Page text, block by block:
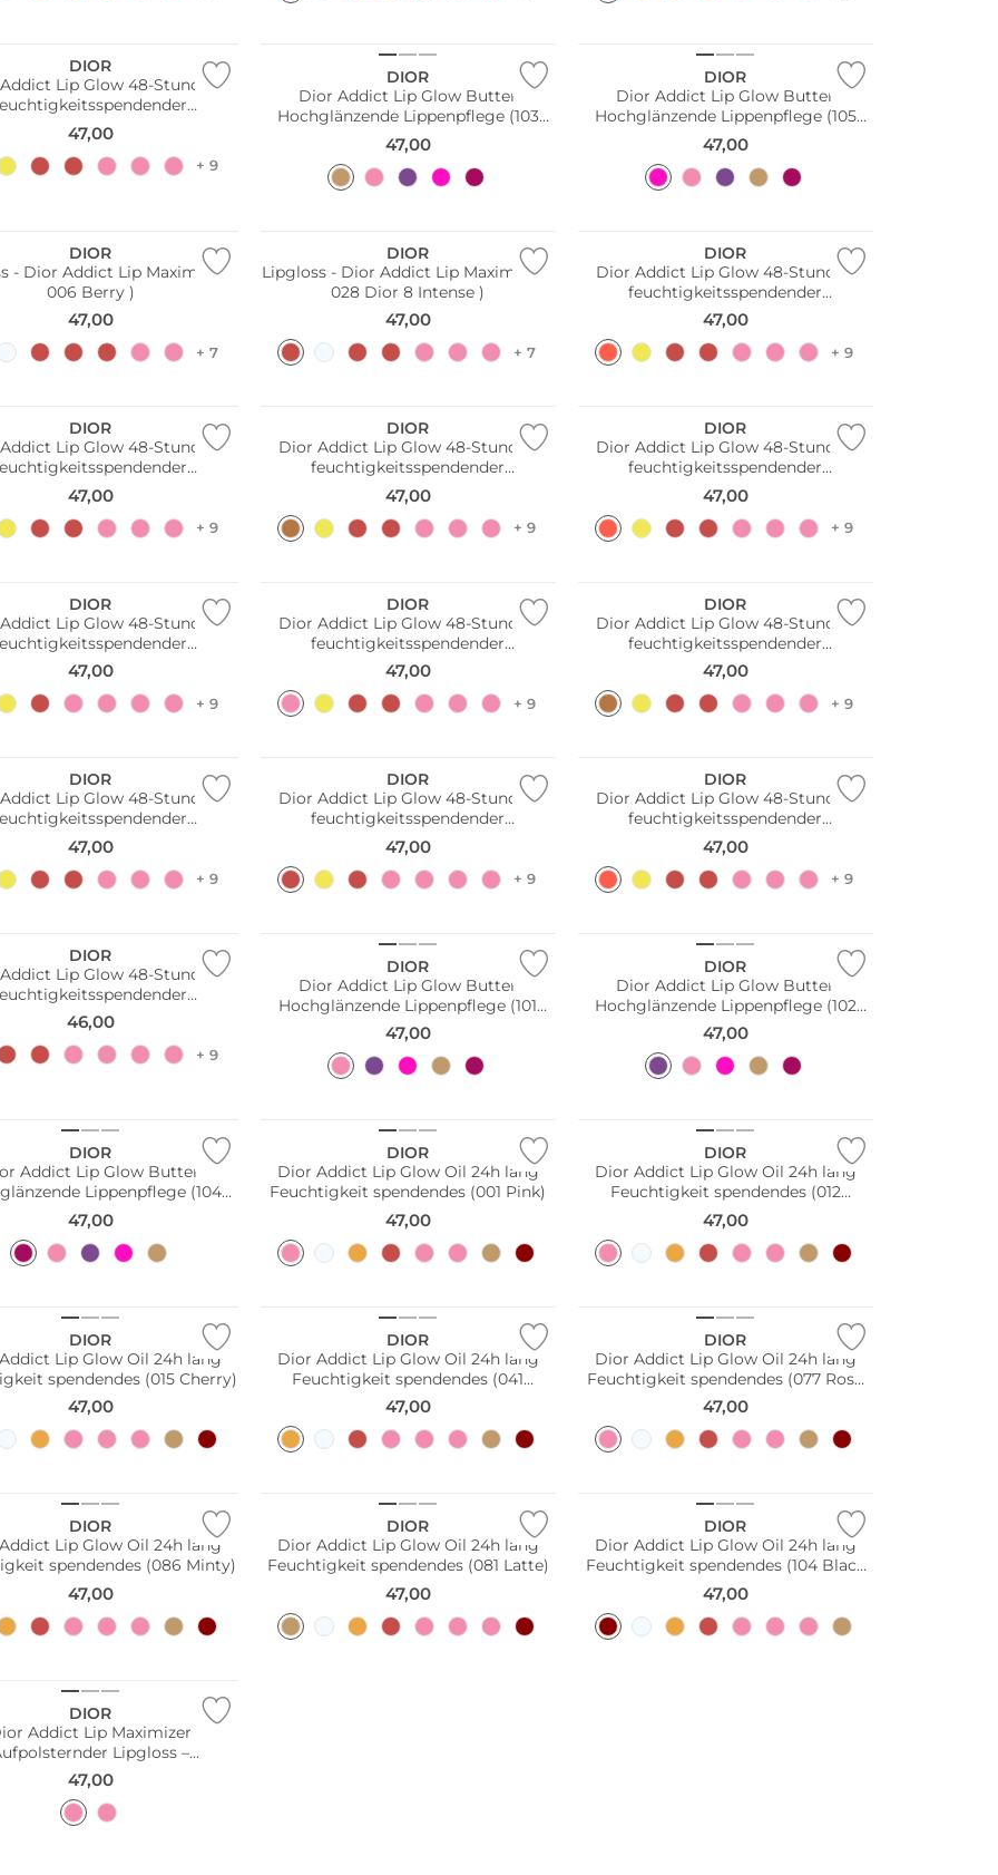
DIOR
Lip Glow 48-Stunden
(077 Candy)
47,00
+ 9
DIOR
Dior Addict Lip Glow Butter
Hochglänzende Lippenpflege (103
Toffee)
47,00
DIOR
Dior Addict Lip Glow Butter
Hochglänzende Lippenpflege (105
Lychee)
47,00
DIOR
- Dior Addict Lip Maximizer (
006 Berry )
47,00
+ 7
DIOR
Lipgloss - Dior Addict Lip Maximizer (
028 Dior 8 Intense )
47,00
+ 7
DIOR
Dior Addict Lip Glow 48-Stunden
feuchtigkeitsspendender
Lippenbalsam (004 Coral)
47,00
+ 9
DIOR
Lip Glow 48-Stunden
(015 Cherry)
47,00
+ 9
DIOR
Dior Addict Lip Glow 48-Stunden
feuchtigkeitsspendender
Lippenbalsam (020 Mahogany)
47,00
+ 9
DIOR
Dior Addict Lip Glow 48-Stunden
feuchtigkeitsspendender
Lippenbalsam (025 Seoul Scarlet)
47,00
+ 9
DIOR
Lip Glow 48-Stunden
(033 Coral Pink)
47,00
+ 9
DIOR
Dior Addict Lip Glow 48-Stunden
feuchtigkeitsspendender
Lippenbalsam (038 Rose Nude)
47,00
+ 9
DIOR
Dior Addict Lip Glow 48-Stunden
feuchtigkeitsspendender
Lippenbalsam (073 Blackberry)
47,00
+ 9
DIOR
Lip Glow 48-Stunden
Lippenbalsam (074 Jelly)
47,00
+ 9
DIOR
Dior Addict Lip Glow 48-Stunden
feuchtigkeitsspendender
Lippenbalsam (075 Gummy)
47,00
+ 9
DIOR
Dior Addict Lip Glow 48-Stunden
feuchtigkeitsspendender
Lippenbalsam (076 Tangerine)
47,00
+ 9
DIOR
Lip Glow 48-Stunden
(203 Citrus)
46,00
+ 9
DIOR
Dior Addict Lip Glow Butter
Hochglänzende Lippenpflege (101
Glazed Pink)
47,00
DIOR
Dior Addict Lip Glow Butter
Hochglänzende Lippenpflege (102
Glazed Lavender)
47,00
DIOR
Addict Lip Glow Butter
Lippenpflege (104
Black Cherry)
47,00
DIOR
Dior Addict Lip Glow Oil 24h lang
Feuchtigkeit spendendes (001 Pink)
47,00
DIOR
Dior Addict Lip Glow Oil 24h lang
Feuchtigkeit spendendes (012
Rosewood)
47,00
DIOR
Lip Glow Oil 24h lang
spendendes (015 Cherry)
47,00
DIOR
Dior Addict Lip Glow Oil 24h lang
Feuchtigkeit spendendes (041
Peachy)
47,00
DIOR
Dior Addict Lip Glow Oil 24h lang
Feuchtigkeit spendendes (077 Rosy
Candy)
47,00
DIOR
Lip Glow Oil 24h lang
spendendes (086 Minty)
47,00
DIOR
Dior Addict Lip Glow Oil 24h lang
Feuchtigkeit spendendes (081 Latte)
47,00
DIOR
Dior Addict Lip Glow Oil 24h lang
Feuchtigkeit spendendes (104 Black
Cherry)
47,00
DIOR
Addict Lip Maximizer
Lipgloss –
Feuchtigkeitspflege und
(054 Aurora)
47,00